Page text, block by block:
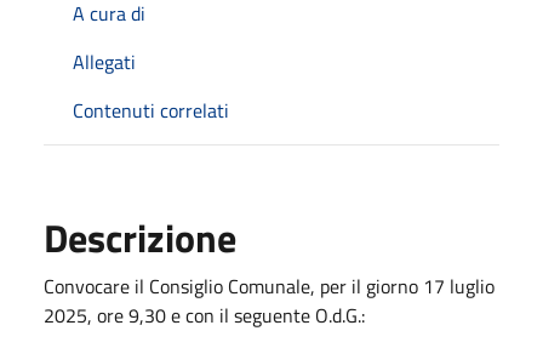
A cura di
Allegati
Contenuti correlati
Descrizione
Convocare il Consiglio Comunale, per il giorno 17 luglio
2025, ore 9,30 e con il seguente O.d.G.: